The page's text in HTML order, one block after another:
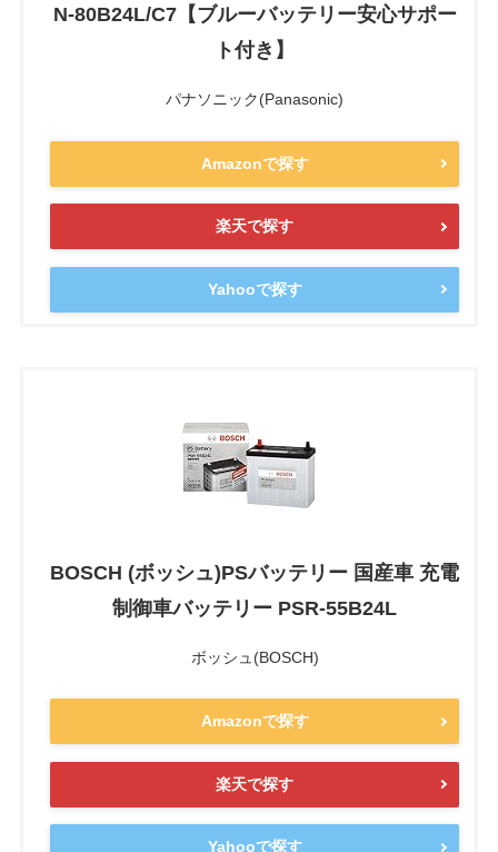
N-80B24L/C7【ブルーバッテリー安心サポー
ト付き】
パナソニック(Panasonic)
Amazonで探す
楽天で探す
Yahooで探す
BOSCH (ボッシュ)PSバッテリー 国産車 充電
制御車バッテリー PSR-55B24L
ボッシュ(BOSCH)
Amazonで探す
楽天で探す
Yahooで探す